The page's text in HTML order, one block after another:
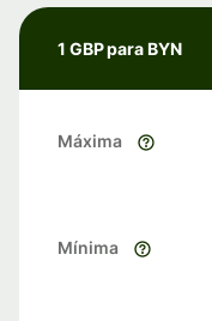
1 GBP para BYN
Máxima
Mínima